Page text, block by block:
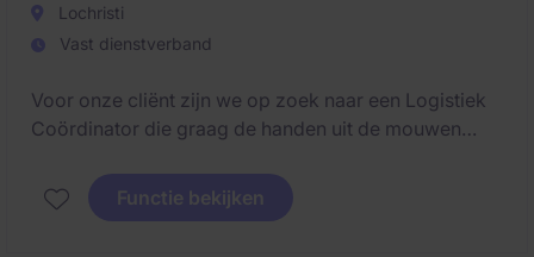
Lochristi
Vast dienstverband
Voor onze cliënt zijn we op zoek naar een Logistiek
Coördinator die graag de handen uit de mouwen
logistieke administratie en planning met een actieve
aanwezigheid op de werkvloer, waardoor geen
Functie bekijken